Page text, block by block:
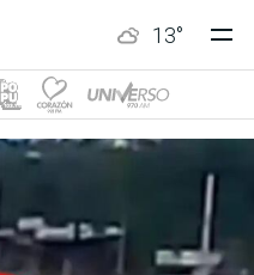
13°